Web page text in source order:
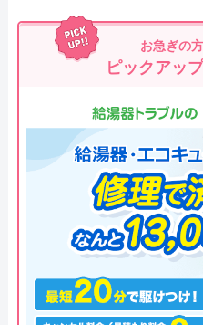
お急ぎの
ピックアッ